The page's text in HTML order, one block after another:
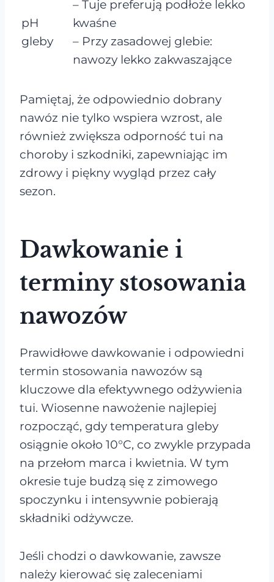
pH
gleby
– Tuje preferują podłoże lekko
kwaśne
– Przy zasadowej glebie:
nawozy lekko zakwaszające
Pamiętaj, że odpowiednio dobrany
nawóz nie tylko wspiera wzrost, ale
również zwiększa odporność tui na
choroby i szkodniki, zapewniając im
zdrowy i piękny wygląd przez cały
sezon.
Dawkowanie i
terminy stosowania
nawozów
Prawidłowe dawkowanie i odpowiedni
termin stosowania nawozów są
kluczowe dla efektywnego odżywienia
tui. Wiosenne nawożenie najlepiej
rozpocząć, gdy temperatura gleby
osiągnie około 10°C, co zwykle przypada
na przełom marca i kwietnia. W tym
okresie tuje budzą się z zimowego
spoczynku i intensywnie pobierają
składniki odżywcze.
Jeśli chodzi o dawkowanie, zawsze
należy kierować się zaleceniami